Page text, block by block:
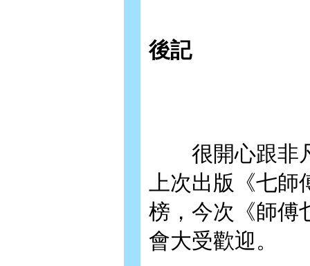
後記
很開心跟非凡
上次出版《七
榜，今次《師
會大受歡迎。